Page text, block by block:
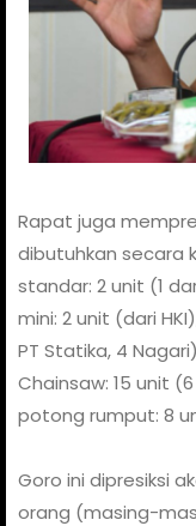
Rapat juga
dibutuhkan secara
standar: 2 unit (1
mini: 2 unit (dari
PT Statika, 4
Chainsaw: 15 unit
potong rumput: 8
Goro ini dipresiksi
orang (masing-